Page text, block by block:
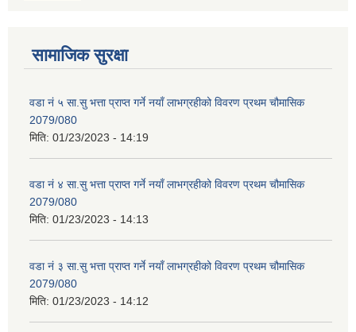
सामाजिक सुरक्षा
वडा नं ५ सा.सु भत्ता प्राप्त गर्ने नयाँ लाभग्रहीको विवरण प्रथम चौमासिक
2079/080
मिति: 01/23/2023 - 14:19
वडा नं ४ सा.सु भत्ता प्राप्त गर्ने नयाँ लाभग्रहीको विवरण प्रथम चौमासिक
2079/080
मिति: 01/23/2023 - 14:13
वडा नं ३ सा.सु भत्ता प्राप्त गर्ने नयाँ लाभग्रहीको विवरण प्रथम चौमासिक
2079/080
मिति: 01/23/2023 - 14:12